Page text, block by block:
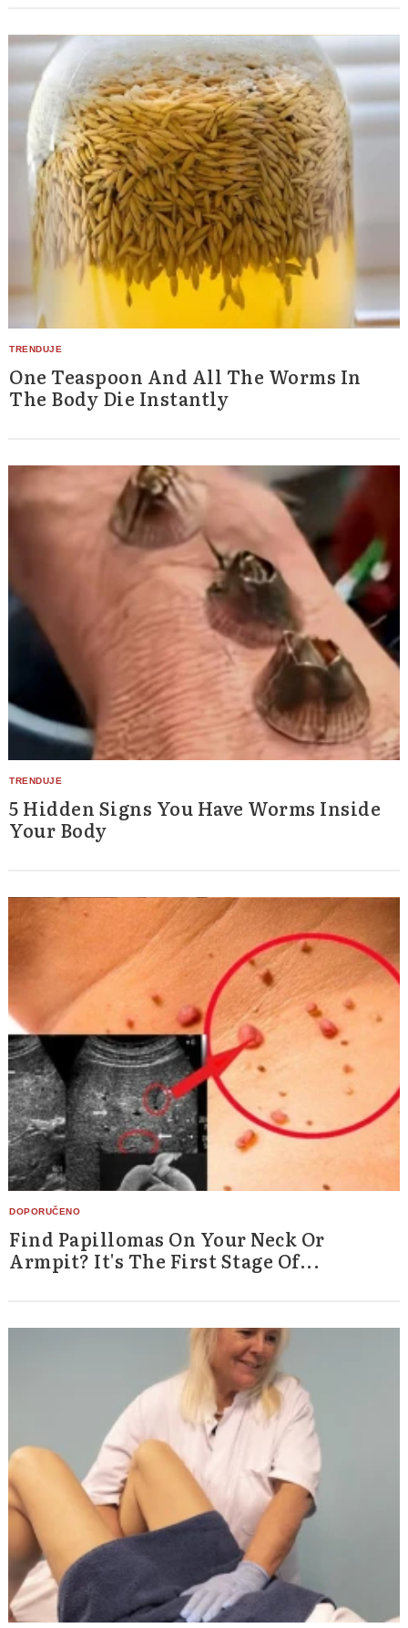
One Teaspoon And All The Worms In
The Body Die Instantly
5 Hidden Signs You Have Worms Inside
Your Body
Find Papillomas On Your Neck Or
Armpit? It's The First Stage Of...